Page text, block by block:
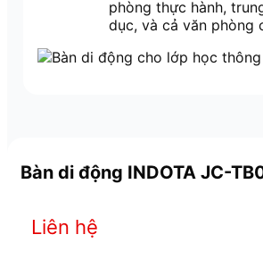
phòng thực hành,
dục, và cả văn phòng
Bàn di động INDOTA JC-
Liên hệ